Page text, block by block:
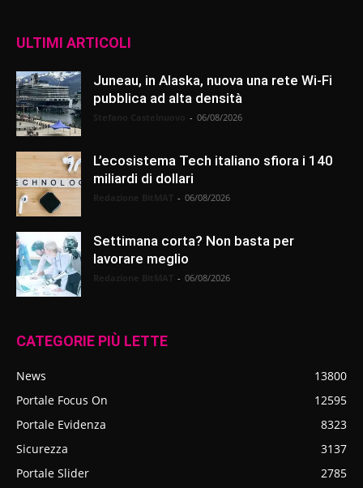
ULTIMI ARTICOLI
Juneau, in Alaska, nuova una rete Wi-Fi
pubblica ad alta densità
- 06/08/2026
L’ecosistema Tech italiano sfiora i 140
miliardi di dollari
- 06/08/2026
Settimana corta? Non basta per
lavorare meglio
- 06/08/2026
CATEGORIE PIÙ LETTE
News
13800
Portale Focus On
12595
Portale Evidenza
8323
Sicurezza
3137
Portale Slider
2785